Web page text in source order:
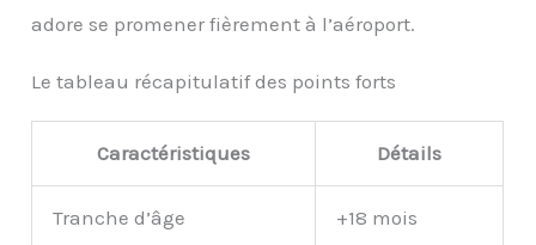
adore se promener fièrement à l’aéroport.
Le tableau récapitulatif des points forts
Caractéristiques Détails
Tranche d’âge +18 mois